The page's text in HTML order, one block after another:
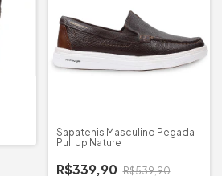
Sapatenis Masculino Pegada
Pull Up Nature
R$339,90 R$539,90